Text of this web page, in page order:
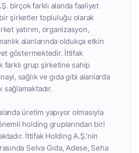
birçok farklı alanda faaliyet
şirketler topluluğu olarak
yatırım, organizasyon,
alanlarında oldukça etkin
göstermektedir. İttifak
farklı grup şirketine sahip
sağlık ve gıda gibi alanlarda
sağlamaktadır.
üretim yapıyor olmasıyla
holding gruplarından biri
İttifak Holding A.Ş.’nin
Selva Gıda, Adese, Seha